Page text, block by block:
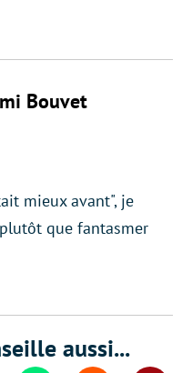
Bouvet
mieux avant", je
que fantasmer
aussi...